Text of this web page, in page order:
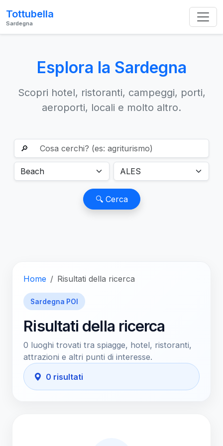
Tottubella
Sardegna
Esplora la Sardegna
Scopri hotel, ristoranti, campeggi, porti,
aeroporti, locali e molto altro.
🔎
🔍 Cerca
Home Risultati della ricerca
Sardegna POI
Risultati della ricerca
0 luoghi trovati tra spiagge, hotel, ristoranti,
attrazioni e altri punti di interesse.
0 risultati